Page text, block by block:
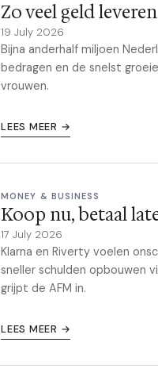
Zo veel geld
19 July 2026
Bijna anderhalf miljoen
bedragen en de snelst
vrouwen.
LEES MEER →
MONEY & BUSINESS
Koop nu, betaal
17 July 2026
Klarna en Riverty voelen
sneller schulden opbouwen
grijpt de AFM in.
LEES MEER →